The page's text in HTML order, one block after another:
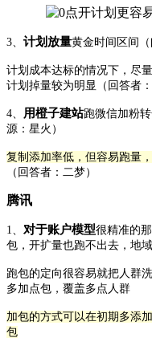
3、 计划放量黄金时间区间（
计划成本达标的情况下，尽
计划掉量较为明显
（回答者
4、 用橙子建站跑微信加粉
源：星火）
复制添加率低，但容易跑量
（回答者：二梦）
腾讯
1、 对于账户模型很精准的
包，开扩量也跑不出去，地
跑包的定向很容易就把人群
多加点包，覆盖多点人群
加包的方式可以在初期多添
包